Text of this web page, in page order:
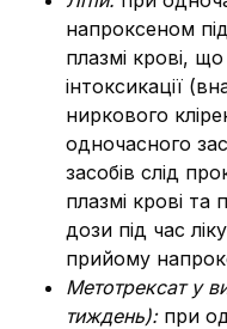
напроксеном
плазмі крові,
інтоксикації
ниркового
одночасного
засобів слід
плазмі крові та
дози під час
прийому
Метотрексат у
тиждень): при